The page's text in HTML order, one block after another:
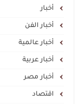
أخبار
أخبار الفن
أخبار عالمية
أخبار عربية
أخبار مصر
اقتصاد